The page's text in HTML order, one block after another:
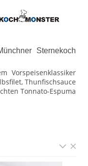
Sternekoch
Vorspeisenklassiker
Thunfischsauce
Tonnato-Espuma